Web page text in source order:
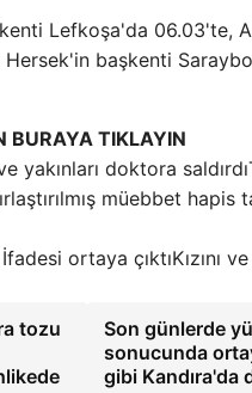
Lefkoşa'da 06.03'te,
başkenti
BURAYA TIKLAYIN
Kızını
tozu
Son günlerde
sonucunda
gibi Kandıra'da